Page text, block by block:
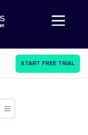
Abre a navegação
START FREE TRIAL